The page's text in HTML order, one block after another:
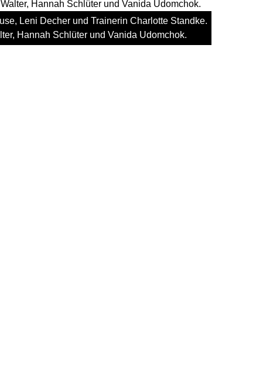
Leni Decher und Trainerin Charlotte Standke.
Hannah Schlüter und Vanida Udomchok.